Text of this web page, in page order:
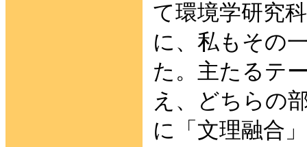
て環境学研究
に、私もその
た。主たるテ
え、どちらの
に「文理融合